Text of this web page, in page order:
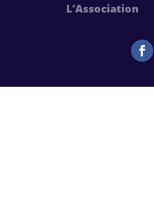
L’Association